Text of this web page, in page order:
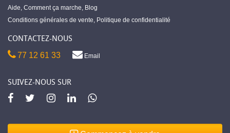
Aide, Comment ça marche, Blog
Conditions générales de vente, Politique de confidentialité
CONTACTEZ-NOUS
77 12 61 33 Email
SUIVEZ-NOUS SUR